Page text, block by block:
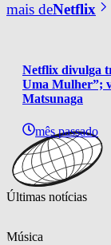
mais deNetflix
Netflix divulga
Uma Mulher”;
Matsunaga
mês passado
Últimas notícias
Música